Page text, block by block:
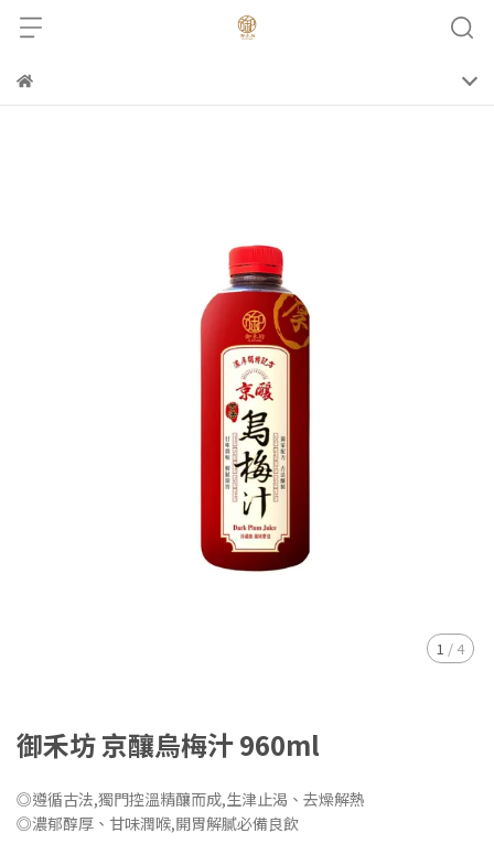
1 / 4
御禾坊 京釀烏梅汁 960ml
◎遵循古法,獨門控溫精釀而成,生津止渴、去燥解熱
◎濃郁醇厚、甘味潤喉,開胃解膩必備良飲